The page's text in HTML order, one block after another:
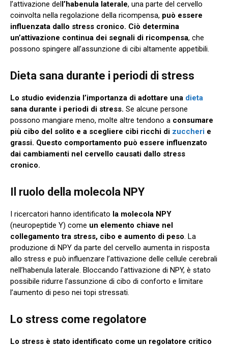
l’attivazione dell’habenula laterale, una parte del cervello
coinvolta nella regolazione della ricompensa, può essere
influenzata dallo stress cronico. Ciò determina
un’attivazione continua dei segnali di ricompensa, che
possono spingere all’assunzione di cibi altamente appetibili.
Dieta sana durante i periodi di stress
Lo studio evidenzia l’importanza di adottare una dieta
sana durante i periodi di stress. Se alcune persone
possono mangiare meno, molte altre tendono a consumare
più cibo del solito e a scegliere cibi ricchi di zuccheri e
grassi. Questo comportamento può essere influenzato
dai cambiamenti nel cervello causati dallo stress
cronico.
Il ruolo della molecola NPY
I ricercatori hanno identificato la molecola NPY
(neuropeptide Y) come un elemento chiave nel
collegamento tra stress, cibo e aumento di peso. La
produzione di NPY da parte del cervello aumenta in risposta
allo stress e può influenzare l’attivazione delle cellule cerebrali
nell’habenula laterale. Bloccando l’attivazione di NPY, è stato
possibile ridurre l’assunzione di cibo di conforto e limitare
l’aumento di peso nei topi stressati.
Lo stress come regolatore
Lo stress è stato identificato come un regolatore critico